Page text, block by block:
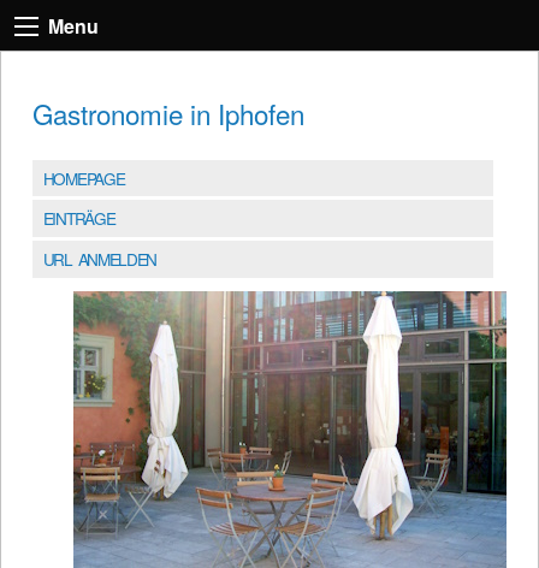
Menu
Gastronomie in Iphofen
HOMEPAGE
EINTRÄGE
URL ANMELDEN